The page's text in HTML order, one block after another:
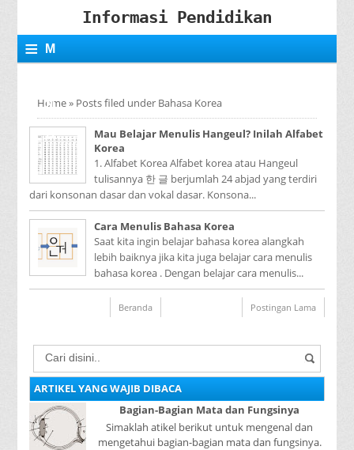
Informasi Pendidikan
≡ M
N
U
Home» Posts filed under Bahasa Korea
Mau Belajar Menulis Hangeul? Inilah Alfabet
Korea
1. Alfabet Korea Alfabet korea atau Hangeul
tulisannya 한 글 berjumlah 24 abjad yang terdiri
dari konsonan dasar dan vokal dasar. Konsona...
Cara Menulis Bahasa Korea
Saat kita ingin belajar bahasa korea alangkah
lebih baiknya jika kita juga belajar cara menulis
bahasa korea . Dengan belajar cara menulis...
Postingan Lama
Beranda
ARTIKEL YANG WAJIB DIBACA
Bagian-Bagian Mata dan Fungsinya
Simaklah atikel berikut untuk mengenal dan
mengetahui bagian-bagian mata dan fungsinya.